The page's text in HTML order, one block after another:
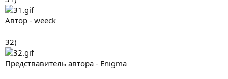
Автор - weeck
32)
Предствавитель автора - Enigma